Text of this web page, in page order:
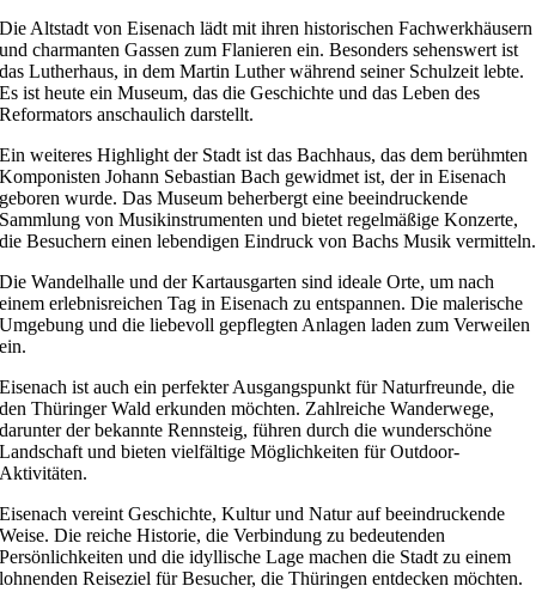
Die Altstadt von Eisenach lädt mit ihren historischen Fachwerkhäusern
und charmanten Gassen zum Flanieren ein. Besonders sehenswert ist
das Lutherhaus, in dem Martin Luther während seiner Schulzeit lebte.
Es ist heute ein Museum, das die Geschichte und das Leben des
Reformators anschaulich darstellt.
Ein weiteres Highlight der Stadt ist das Bachhaus, das dem berühmten
Komponisten Johann Sebastian Bach gewidmet ist, der in Eisenach
geboren wurde. Das Museum beherbergt eine beeindruckende
Sammlung von Musikinstrumenten und bietet regelmäßige Konzerte,
die Besuchern einen lebendigen Eindruck von Bachs Musik vermitteln.
Die Wandelhalle und der Kartausgarten sind ideale Orte, um nach
einem erlebnisreichen Tag in Eisenach zu entspannen. Die malerische
Umgebung und die liebevoll gepflegten Anlagen laden zum Verweilen
ein.
Eisenach ist auch ein perfekter Ausgangspunkt für Naturfreunde, die
den Thüringer Wald erkunden möchten. Zahlreiche Wanderwege,
darunter der bekannte Rennsteig, führen durch die wunderschöne
Landschaft und bieten vielfältige Möglichkeiten für Outdoor-
Aktivitäten.
Eisenach vereint Geschichte, Kultur und Natur auf beeindruckende
Weise. Die reiche Historie, die Verbindung zu bedeutenden
Persönlichkeiten und die idyllische Lage machen die Stadt zu einem
lohnenden Reiseziel für Besucher, die Thüringen entdecken möchten.